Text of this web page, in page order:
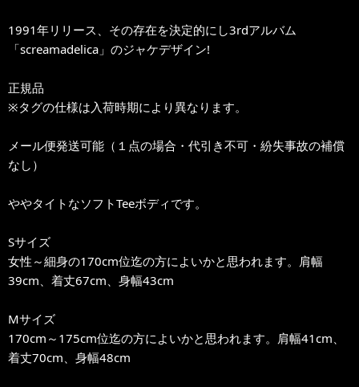
1991年リリース、その存在を決定的にし3rdアルバム
「screamadelica」のジャケデザイン!
正規品
※タグの仕様は入荷時期により異なります。
メール便発送可能（１点の場合・代引き不可・紛失事故の補償
なし）
ややタイトなソフトTeeボディです。
Sサイズ
女性～細身の170cm位迄の方によいかと思われます。肩幅
39cm、着丈67cm、身幅43cm
Mサイズ
170cm～175cm位迄の方によいかと思われます。肩幅41cm、
着丈70cm、身幅48cm